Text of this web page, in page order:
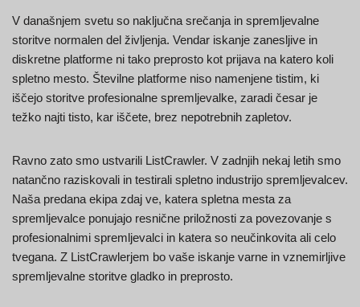
V današnjem svetu so naključna srečanja in spremljevalne
storitve normalen del življenja. Vendar iskanje zanesljive in
diskretne platforme ni tako preprosto kot prijava na katero koli
spletno mesto. Številne platforme niso namenjene tistim, ki
iščejo storitve profesionalne spremljevalke, zaradi česar je
Ravno zato smo ustvarili ListCrawler. V zadnjih nekaj letih smo
natančno raziskovali in testirali spletno industrijo spremljevalcev.
Naša predana ekipa zdaj ve, katera spletna mesta za
spremljevalce ponujajo resnične priložnosti za povezovanje s
profesionalnimi spremljevalci in katera so neučinkovita ali celo
tvegana. Z ListCrawlerjem bo vaše iskanje varne in vznemirljive